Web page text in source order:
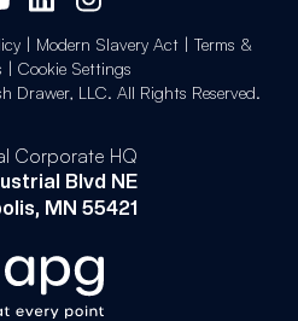
| Modern Slavery Act| Terms &
| Cookie Settings
Drawer, LLC. All Rights Reserved.
Corporate HQ
Blvd NE
MN 55421